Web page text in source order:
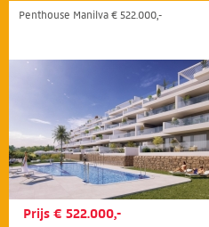
Penthouse Manilva € 522.000,-
Prijs € 522.000,-